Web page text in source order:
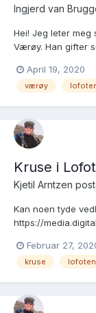
Ingjerd van
Hei! Jeg leter meg
Værøy. Han gifter
født i 1827. I
Johannes Larsen
April 19, 2020
værøy
Kruse i
Kjetil Arntzen
Kan noen tyde
https://
Februar 27,
kruse lofoten